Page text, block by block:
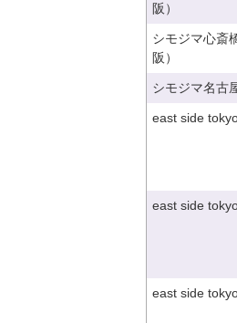
阪）
シモジマ心斎
阪）
シモジマ名古
east side tokyo
east side tokyo
east side tokyo